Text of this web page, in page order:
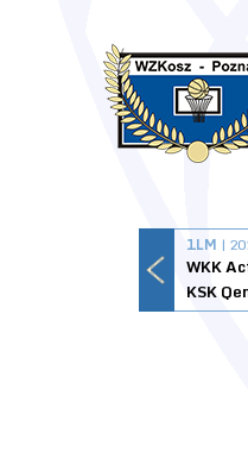
1LM |
WKK